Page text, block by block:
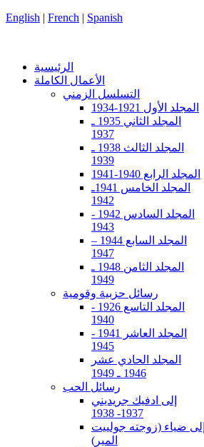
English | French | Spanish
الرئيسية
الأعمال الكاملة
التسلسل الزمني
المجلد الأول 1921-1934
المجلد الثاني 1935 ـ
1937
المجلد الثالث 1938 ـ
1939
المجلد الرابع 1940-1941
المجلد الخامس 1941ـ
1942
المجلد السادس 1942 -
1943
المجلد السابع 1944 –
1947
المجلد الثامن 1948 ـ
1949
رسائل حزبية وقومية
المجلد التاسع 1926 -
1940
المجلد العاشر 1941 -
1945
المجلد الحادي عشر
1946 ـ 1949
رسائل الحب
إلى ادفيك جريديني
1937- 1938
إلى ضياء (زوجته جولييت
المير)